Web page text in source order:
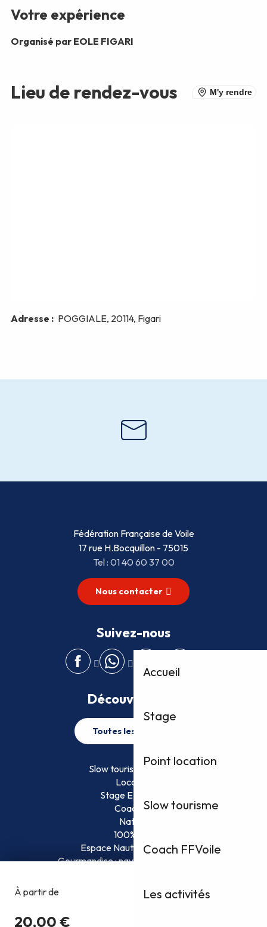
Accueil
Stage
Point location
Slow tourisme
Coach FFVoile
Les activités
Fédération Française de Voile
17 rue H.Bocquillon - 75015
Tel : 01 40 60 37 00
Nous contacter
Suivez-nous
Découvrez plus
Toutes les activités
Slow tourisme FFVoile
Location
Stage EFVoile
Coaching
Nature
100% Fun
Espace Nautique Surveillé
Gourmandise : naviguez et savourez !
Copyright @2026